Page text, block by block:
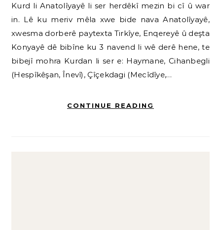
Kurd li Anatolîyayê li ser herdêkî mezin bi cî û war
in. Lê ku meriv mêla xwe bide nava Anatolîyayê,
xwesma dorberê paytexta Tirkîye, Enqereyê û deşta
Konyayê dê bibîne ku 3 navend li wê derê hene, te
bibejî mohra Kurdan li ser e: Haymane, Cihanbegli
(Hespîkêşan, Înevî), Çîçekdagi (Mecîdîye,…
CONTINUE READING